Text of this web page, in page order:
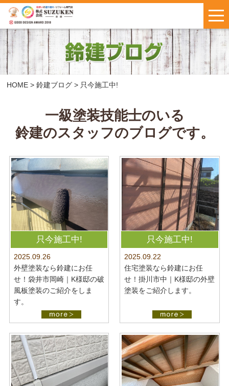
鈴建ブログ
新着情報
W保証について
会社概要
はじめての方へ
施工事例
お客様の声
お問い合わせ ・お見積もり
LINEで気軽に
お問い合わせ
インスタで
最新施工事例
公開中
プライバシーポリシー
HOME > 鈴建ブログ > 只今施工中!
一級塗装技能士のいる
鈴建のスタッフのブログです。
只今施工中!
2025.09.26
外壁塗装なら鈴建にお任
せ！袋井市岡崎｜K様邸の破
風板塗装のご紹介をしま
す。
只今施工中!
2025.09.22
住宅塗装なら鈴建にお任
せ！掛川市中｜K様邸の外壁
塗装をご紹介します。